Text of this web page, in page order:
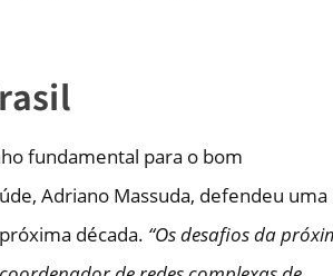
fundamental para o bom
Adriano Massuda, defendeu uma
década. “Os desafios da